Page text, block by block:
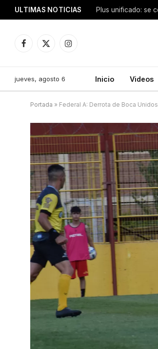
ULTIMAS NOTICIAS
Facebook
X
Instagram
jueves, agosto 6 Inicio Videos
Portada » Federal A: Derrota de Boca Unidos